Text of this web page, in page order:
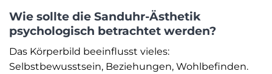
Wie sollte die Sanduhr-Ästhetik
psychologisch betrachtet werden?
Das Körperbild beeinflusst vieles:
Selbstbewusstsein, Beziehungen, Wohlbefinden.